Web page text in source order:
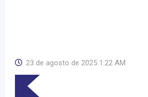
23 de agosto de 2025 1:22 AM